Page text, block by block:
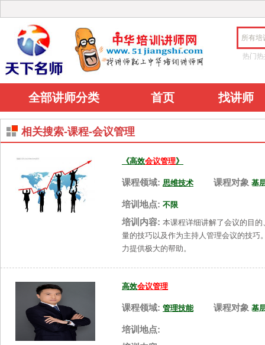
所有培
热门
全部讲师分类 首页 找讲师
相关搜索-课程-会议管理
《高效会议管理》
课程领域: 思维技术 课程对象 基
培训地点: 不限
培训内容: 本课程详细讲解了会议的目
量的技巧以及作为主持人管理会议的技巧
力提供极大的帮助。
高效会议管理
课程领域: 管理技能 课程对象 基
培训地点: